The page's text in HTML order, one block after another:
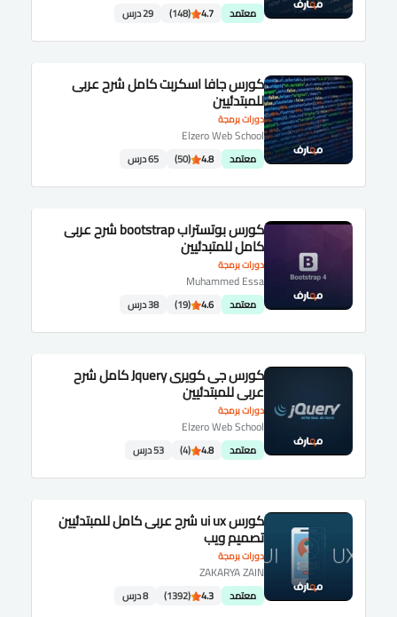
معتمد 4.7
(148) 29 درس
دورات برمجة
كورس جافا اسكربت كامل شرح عربى
للمبتدئيين
Elzero Web School
معتمد 4.8
(50) 65 درس
دورات برمجة
كورس بوتستراب bootstrap شرح عربى
كامل للمتبدئيين
Muhammed Essa
معتمد 4.6
(19) 38 درس
دورات برمجة
كورس جى كويرى Jquery كامل شرح
عربى للمبتدئيين
Elzero Web School
معتمد 4.8
(4) 53 درس
دورات برمجة
كورس ui ux شرح عربى كامل للمبتدئيين
تصميم ويب
ZAKARYA ZAIN
معتمد 4.3
(1392) 8 درس